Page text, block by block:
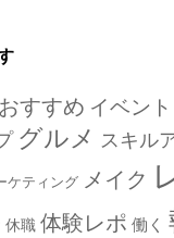
おすすめ イベント
グルメ スキル
ケティング メイク
休職 体験レポ 働く